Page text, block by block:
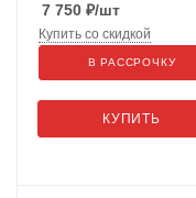
7 750 ₽/шт
КУПИТЬ
Купить со скидкой
В РАССРОЧКУ